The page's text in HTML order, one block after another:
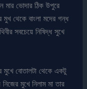
মার ভোদার ঠিক উপুরে
থেকে বাংলা মদের গন্ধ
সবচেয়ে নিষিদ্ধ সুখে
মুখে বোতালটা থেকে একটু
মুখে নিলাম মা তার